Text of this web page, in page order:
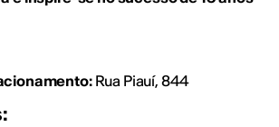
Rua Piauí, 844